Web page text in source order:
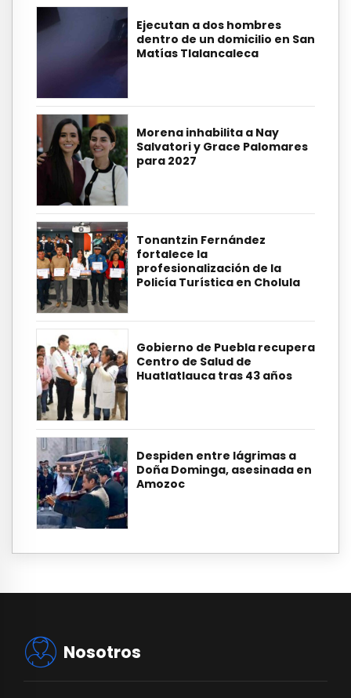
Ejecutan a dos hombres
dentro de un domicilio en San
Matías Tlalancaleca
Morena inhabilita a Nay
Salvatori y Grace Palomares
para 2027
Tonantzin Fernández
fortalece la
profesionalización de la
Policía Turística en Cholula
Gobierno de Puebla recupera
Centro de Salud de
Huatlatlauca tras 43 años
Despiden entre lágrimas a
Doña Dominga, asesinada en
Amozoc
Nosotros